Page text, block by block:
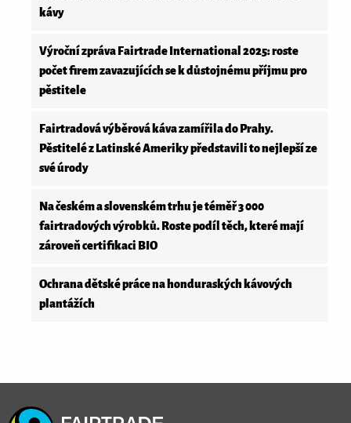
kávy
Výroční zpráva Fairtrade International 2025: roste
počet firem zavazujících se k důstojnému příjmu pro
pěstitele
Fairtradová výběrová káva zamířila do Prahy.
Pěstitelé z Latinské Ameriky představili to nejlepší ze
své úrody
Na českém a slovenském trhu je téměř 3 000
fairtradových výrobků. Roste podíl těch, které mají
zároveň certifikaci BIO
Ochrana dětské práce na honduraských kávových
plantážích